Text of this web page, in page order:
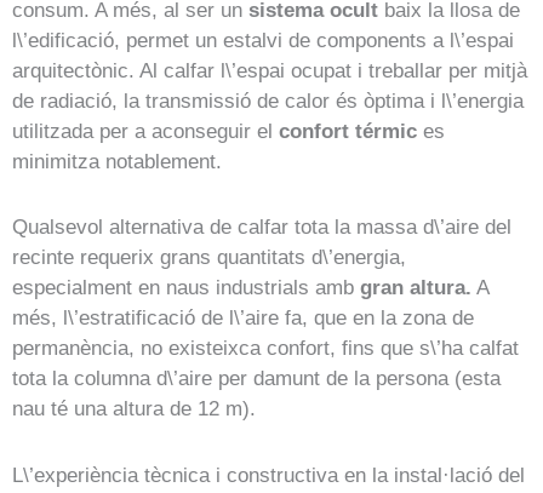
consum. A més, al ser un sistema ocult baix la llosa de
l\’edificació, permet un estalvi de components a l\’espai
arquitectònic. Al calfar l\’espai ocupat i treballar per mitjà
de radiació, la transmissió de calor és òptima i l\’energia
utilitzada per a aconseguir el confort térmic es
minimitza notablement.
Qualsevol alternativa de calfar tota la massa d\’aire del
recinte requerix grans quantitats d\’energia,
especialment en naus industrials amb gran altura. A
més, l\’estratificació de l\’aire fa, que en la zona de
permanència, no existeixca confort, fins que s\’ha calfat
tota la columna d\’aire per damunt de la persona (esta
nau té una altura de 12 m).
L\’experiència tècnica i constructiva en la instal·lació del